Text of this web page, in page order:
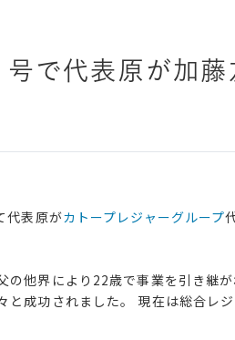
で代表原が加藤
代表原がカトープレジャーグループ
他界により22歳で事業を引き継
成功されました。 現在は総合レ